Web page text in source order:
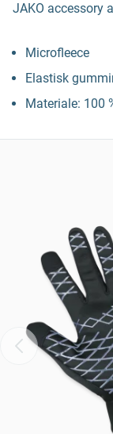
JAKO accessory
Microfleece
Elastisk
Materiale: 100